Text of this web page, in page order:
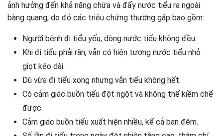
ảnh hưởng đến khả năng chứa và đẩy nước tiểu ra ngoài
bàng quang, do đó các triệu chứng thường gặp bao gồm:
Người bệnh đi tiểu yếu, dòng nước tiểu không đều.
Khi đi tiểu phải rặn, vẫn có hiện tượng nước tiểu nhỏ
giọt kéo dài.
Dù vừa đi tiểu xong nhưng vẫn tiểu không hết.
Có cảm giác buồn tiểu đột ngột và không thể kiềm chế
được.
Cảm giác buồn tiểu xuất hiện nhiều, kể cả ban đêm.